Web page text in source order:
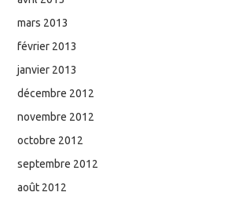
mars 2013
février 2013
janvier 2013
décembre 2012
novembre 2012
octobre 2012
septembre 2012
août 2012